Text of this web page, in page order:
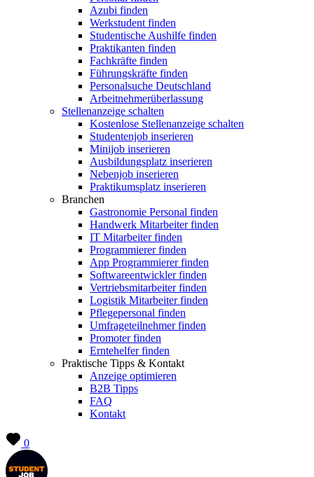
Azubi finden
Werkstudent finden
Studentische Aushilfe finden
Praktikanten finden
Fachkräfte finden
Führungskräfte finden
Personalsuche Deutschland
Arbeitnehmerüberlassung
Stellenanzeige schalten
Kostenlose Stellenanzeige schalten
Studentenjob inserieren
Minijob inserieren
Ausbildungsplatz inserieren
Nebenjob inserieren
Praktikumsplatz inserieren
Branchen
Gastronomie Personal finden
Handwerk Mitarbeiter finden
IT Mitarbeiter finden
Programmierer finden
App Programmierer finden
Softwareentwickler finden
Vertriebsmitarbeiter finden
Logistik Mitarbeiter finden
Pflegepersonal finden
Umfrageteilnehmer finden
Promoter finden
Erntehelfer finden
Praktische Tipps & Kontakt
Anzeige optimieren
B2B Tipps
FAQ
Kontakt
0